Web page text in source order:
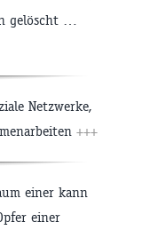
gelöscht …
Netzwerke,
+++
einer kann
einer